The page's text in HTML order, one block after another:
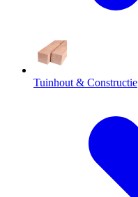
Tuinhout & Constructie